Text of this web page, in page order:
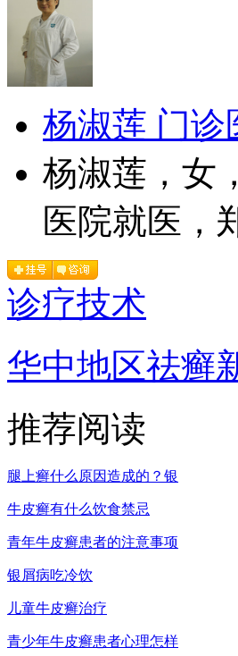
杨淑莲 门诊
杨淑莲，女
医院就医，
诊疗技术
华中地区祛癣
推荐阅读
腿上癣什么原因造成的？银
牛皮癣有什么饮食禁忌
青年牛皮癣患者的注意事项
银屑病吃冷饮
儿童牛皮癣治疗
青少年牛皮癣患者心理怎样